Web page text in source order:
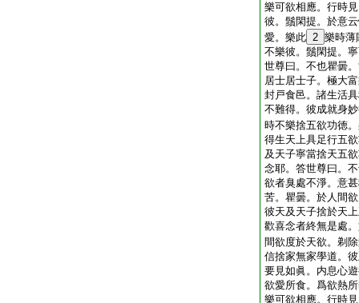
樂可欲相應。行時
彼。鬚閑提。於意
愛。樂此 2 樂時薄
不樂彼。鬚閑提。
世尊曰。不也瞿曇
居士居士子。極大
封戸食邑。諸生活
不難得。彼成就身
時不樂捨五欲功徳
得生天上具足行五
及天子寧當捨天五
念耶。答世尊曰。
欲者臭處不淨。意
苦。瞿曇。於人間
彼天及天子捨於天
歡喜念者終無是處
間欲度於天欲。剃
信捨家無家學道。
要見如眞。内息心
欲愛所食。爲欲熱
樂可欲相應。行時